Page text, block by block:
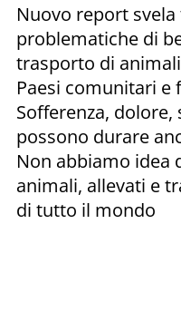
Nuovo report
problematiche di
trasporto di
Paesi comunitari e
Sofferenza, dolore,
possono durare
Non abbiamo idea
animali, allevati e
di tutto il mondo